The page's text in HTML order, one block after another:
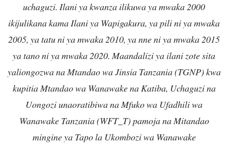
uchaguzi. Ilani ya kwanza ilikuwa ya mwaka 2000
ikijulikana kama Ilani ya Wapigakura, ya pili ni ya mwaka
2005, ya tatu ni ya mwaka 2010, ya nne ni ya mwaka 2015
ya tano ni ya mwaka 2020. Maandalizi ya ilani zote sita
yaliongozwa na Mtandao wa Jinsia Tanzania (TGNP) kwa
kupitia Mtandao wa Wanawake na Katiba, Uchaguzi na
Uongozi unaoratibiwa na Mfuko wa Ufadhili wa
Wanawake Tanzania (WFT_T) pamoja na Mitandao
mingine ya Tapo la Ukombozi wa Wanawake